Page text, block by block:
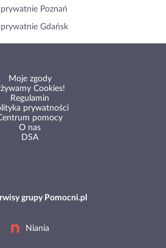
Poznań
Gdańsk
Moje zgody
Cookies!
Regulamin
prywatności
pomocy
O nas
DSA
grupy Pomocni.pl
Niania